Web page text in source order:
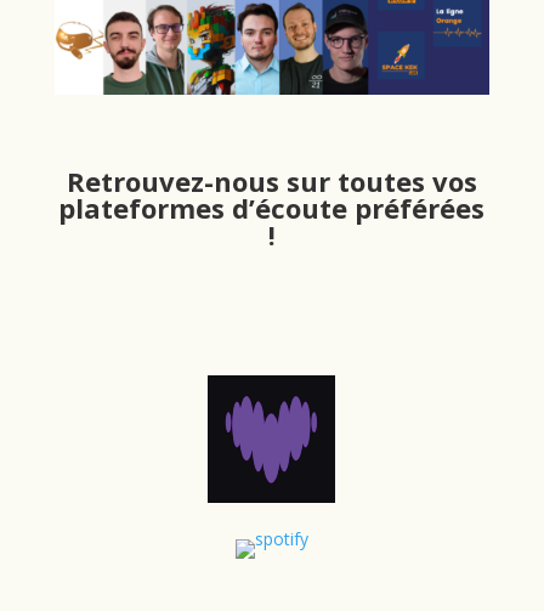
Retrouvez-nous sur toutes vos
plateformes d’écoute préférées
!